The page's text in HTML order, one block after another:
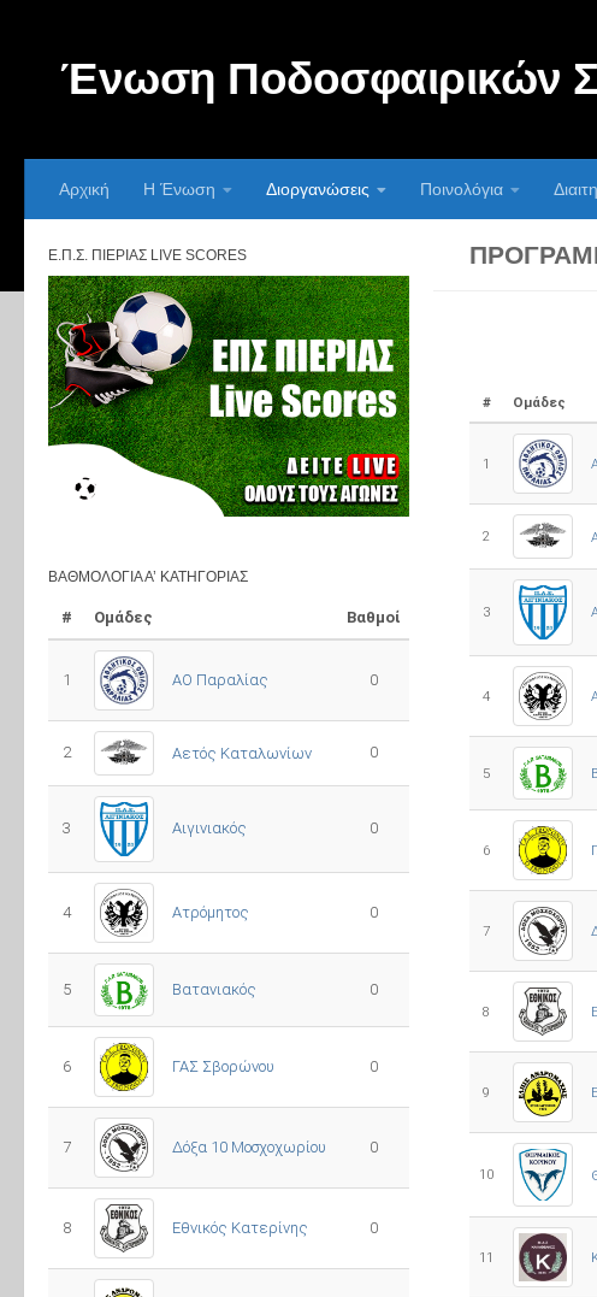
Ένωση Ποδοσφαιρικών
Αρχική Η Ένωση Διοργανώσεις Ποινολόγια
# Ομάδες
1
2
3
4
5
6
7
8
9
10
11
Ε.Π.Σ. ΠΙΕΡΊΑΣ LIVE SCORES
ΒΑΘΜΟΛΟΓΊΑ Α’ ΚΑΤΗΓΟΡΊΑΣ
# Ομάδες Βαθμοί
1 ΑΟ Παραλίας 0
2 Αετός Καταλωνίων 0
3 Αιγινιακός 0
4 Ατρόμητος 0
5 Βατανιακός 0
6 ΓΑΣ Σβορώνου 0
7 Δόξα 10 Μοσχοχωρίου 0
8 Εθνικός Κατερίνης 0